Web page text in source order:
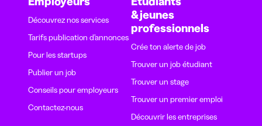
Découvrez nos services
Tarifs publication d’annonces
Pour les startups
Publier un job
Conseils pour employeurs
Contactez-nous
& jeunes
professionnels
Crée ton alerte de job
Trouver un job étudiant
Trouver un stage
Trouver un premier emploi
Découvrir les entreprises